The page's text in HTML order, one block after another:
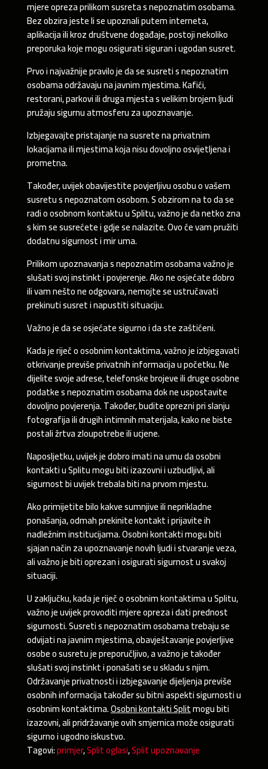
mjere opreza prilikom susreta s nepoznatim osobama.
Bez obzira jeste li se upoznali putem interneta,
aplikacija ili kroz društvene događaje, postoji nekoliko
preporuka koje mogu osigurati siguran i ugodan susret.
Prvo i najvažnije pravilo je da se susreti s nepoznatim
osobama održavaju na javnim mjestima. Kafići,
restorani, parkovi ili druga mjesta s velikim brojem ljudi
pružaju sigurnu atmosferu za upoznavanje.
Izbjegavajte pristajanje na susrete na privatnim
lokacijama ili mjestima koja nisu dovoljno osvijetljena i
prometna.
Također, uvijek obavijestite povjerljivu osobu o vašem
susretu s nepoznatom osobom. S obzirom na to da se
radi o osobnom kontaktu u Splitu, važno je da netko zna
s kim se susrećete i gdje se nalazite. Ovo će vam pružiti
dodatnu sigurnost i mir uma.
Prilikom upoznavanja s nepoznatim osobama važno je
slušati svoj instinkt i povjerenje. Ako ne osjećate dobro
ili vam nešto ne odgovara, nemojte se ustručavati
prekinuti susret i napustiti situaciju.
Važno je da se osjećate sigurno i da ste zaštićeni.
Kada je riječ o osobnim kontaktima, važno je izbjegavati
otkrivanje previše privatnih informacija u početku. Ne
dijelite svoje adrese, telefonske brojeve ili druge osobne
podatke s nepoznatim osobama dok ne uspostavite
dovoljno povjerenja. Također, budite oprezni pri slanju
fotografija ili drugih intimnih materijala, kako ne biste
postali žrtva zloupotrebe ili ucjene.
Naposljetku, uvijek je dobro imati na umu da osobni
kontakti u Splitu mogu biti izazovni i uzbudljivi, ali
sigurnost bi uvijek trebala biti na prvom mjestu.
Ako primijetite bilo kakve sumnjive ili neprikladne
ponašanja, odmah prekinite kontakt i prijavite ih
nadležnim institucijama. Osobni kontakti mogu biti
sjajan način za upoznavanje novih ljudi i stvaranje veza,
ali važno je biti oprezan i osigurati sigurnost u svakoj
situaciji.
U zaključku, kada je riječ o osobnim kontaktima u Splitu,
važno je uvijek provoditi mjere opreza i dati prednost
sigurnosti. Susreti s nepoznatim osobama trebaju se
odvijati na javnim mjestima, obavještavanje povjerljive
osobe o susretu je preporučljivo, a važno je također
slušati svoj instinkt i ponašati se u skladu s njim.
Održavanje privatnosti i izbjegavanje dijeljenja previše
osobnih informacija također su bitni aspekti sigurnosti u
osobnim kontaktima.Osobni kontakti Splitmogu biti
izazovni, ali pridržavanje ovih smjernica može osigurati
sigurno i ugodno iskustvo.
Tagovi:primjer,Split oglasi,Split upoznavanje